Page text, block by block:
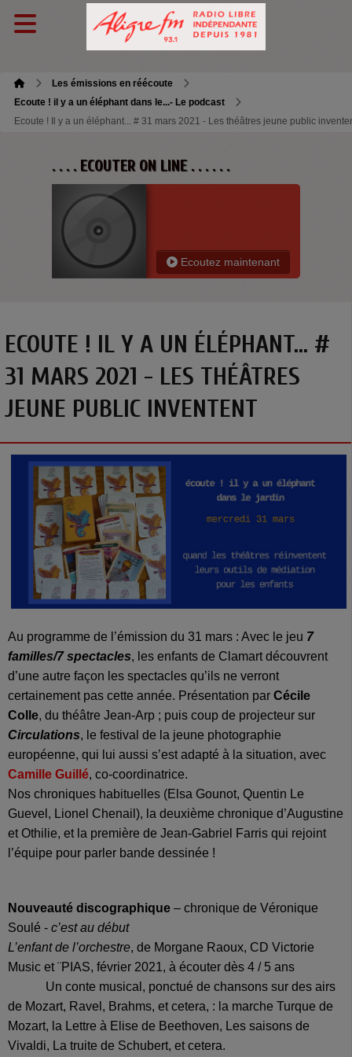
Les émissions en réécoute
Ecoute ! il y a un éléphant dans le...- Le podcast
Ecoute ! Il y a un éléphant... # 31 mars 2021 - Les théâtres jeune public
. . . . ECOUTER ON LINE . . . . . .
Ecoutez maintenant
ECOUTE ! IL Y A UN ÉLÉPHANT... #
31 MARS 2021 - LES THÉÂTRES
JEUNE PUBLIC INVENTENT
Au programme de l’émission du 31 mars : Avec le jeu 7
familles/7 spectacles, les enfants de Clamart découvrent
d’une autre façon les spectacles qu’ils ne verront
certainement pas cette année. Présentation par Cécile
Colle, du théâtre Jean-Arp ; puis coup de projecteur sur
Circulations, le festival de la jeune photographie
européenne, qui lui aussi s’est adapté à la situation, avec
Camille Guillé, co-coordinatrice.
Nos chroniques habituelles (Elsa Gounot, Quentin Le
Guevel, Lionel Chenail), la deuxième chronique d’Augustine
et Othilie, et la première de Jean-Gabriel Farris qui rejoint
l’équipe pour parler bande dessinée !
Nouveauté discographique – chronique de Véronique
Soulé - c’est au début
L’enfant de l’orchestre, de Morgane Raoux, CD Victorie
Music et ¨PIAS, février 2021, à écouter dès 4 / 5 ans
Un conte musical, ponctué de chansons sur des airs
de Mozart, Ravel, Brahms, et cetera, : la marche Turque de
Mozart, la Lettre à Elise de Beethoven, Les saisons de
Vivaldi, La truite de Schubert, et cetera.